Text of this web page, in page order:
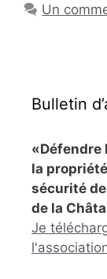
Un
Bulletin
«Défendre
la
sécurité
de la
Je